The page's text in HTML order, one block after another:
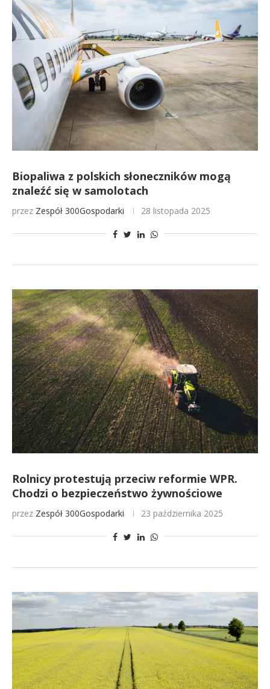
Biopaliwa z polskich słoneczników mogą
znaleźć się w samolotach
przez Zespół 300Gospodarki 28 listopada 2025
Rolnicy protestują przeciw reformie WPR.
Chodzi o bezpieczeństwo żywnościowe
przez Zespół 300Gospodarki 23 października 2025